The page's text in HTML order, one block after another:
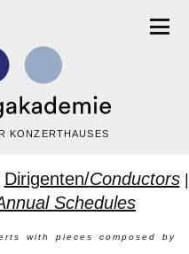
KONZERTHAUSES
Dirigenten/Conductors|
Schedules
with pieces composed by